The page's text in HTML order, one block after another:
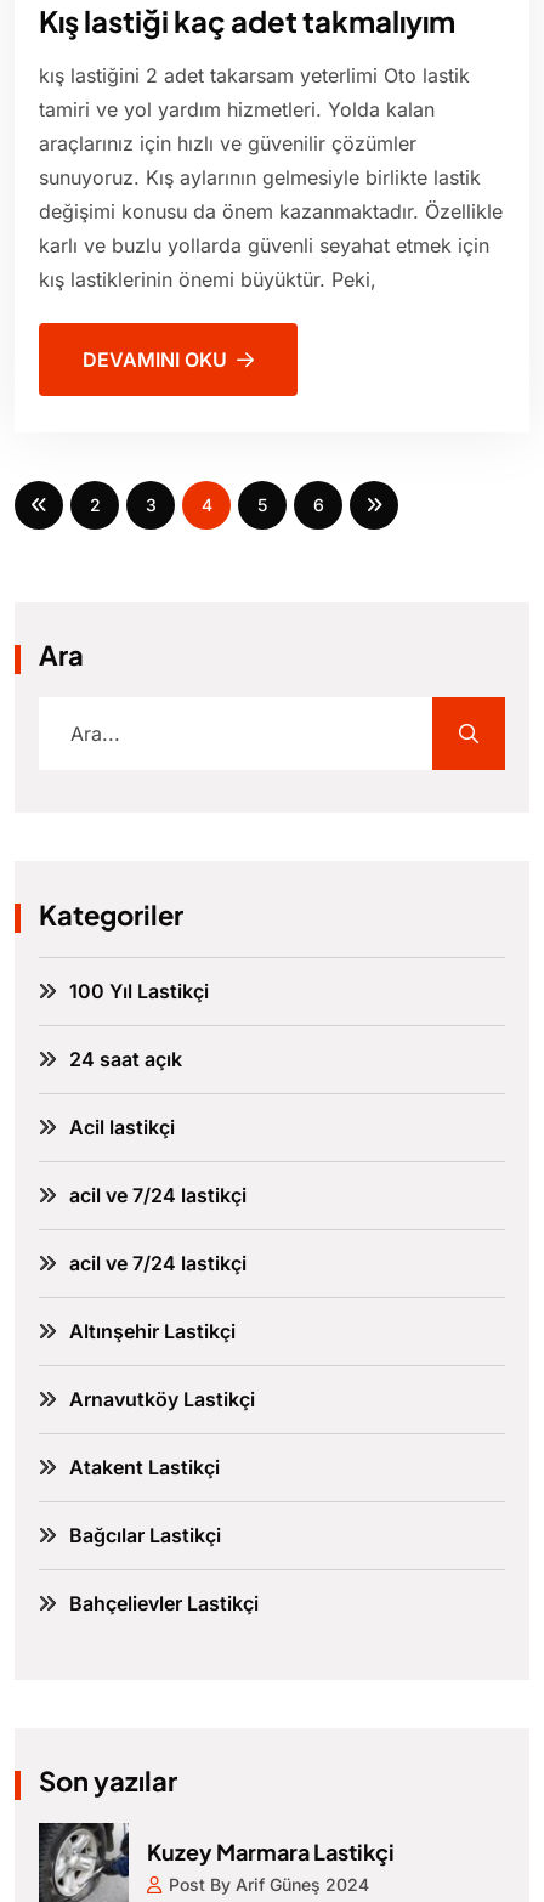
Kış lastiği kaç adet takmalıyım
kış lastiğini 2 adet takarsam yeterlimi Oto lastik
tamiri ve yol yardım hizmetleri. Yolda kalan
araçlarınız için hızlı ve güvenilir çözümler
sunuyoruz. Kış aylarının gelmesiyle birlikte lastik
değişimi konusu da önem kazanmaktadır. Özellikle
karlı ve buzlu yollarda güvenli seyahat etmek için
kış lastiklerinin önemi büyüktür. Peki,
DEVAMINI OKU
2 3 4 5 6
Ara
Kategoriler
100 Yıl Lastikçi
24 saat açık
Acil lastikçi
acil ve 7/24 lastikçi
acil ve 7/24 lastikçi
Altınşehir Lastikçi
Arnavutköy Lastikçi
Atakent Lastikçi
Bağcılar Lastikçi
Bahçelievler Lastikçi
Son yazılar
Kuzey Marmara Lastikçi
Post By Arif Güneş 2024